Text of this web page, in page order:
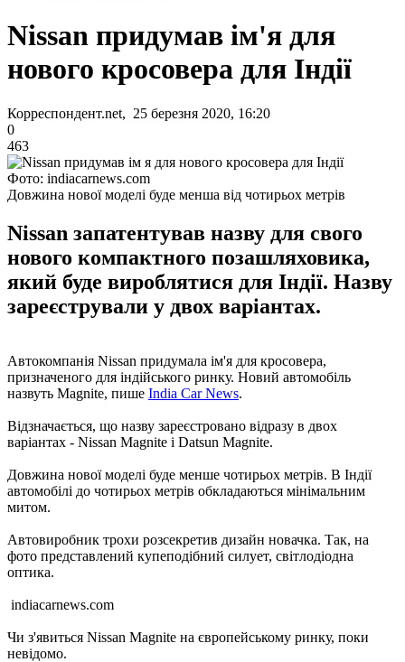
Nissan придумав ім'я для
нового кросовера для Індії
Корреспондент.net, 25 березня 2020, 16:20
0
463
Фото: indiacarnews.com
Довжина нової моделі буде менша від чотирьох метрів
Nissan запатентував назву для свого
нового компактного позашляховика,
який буде вироблятися для Індії. Назву
зареєстрували у двох варіантах.
Автокомпанія Nissan придумала ім'я для кросовера,
призначеного для індійського ринку. Новий автомобіль
назвуть Magnite, пише India Car News.
Відзначається, що назву зареєстровано відразу в двох
варіантах - Nissan Magnite і Datsun Magnite.
Довжина нової моделі буде менше чотирьох метрів. В Індії
автомобілі до чотирьох метрів обкладаються мінімальним
митом.
Автовиробник трохи розсекретив дизайн новачка. Так, на
фото представлений купеподібний силует, світлодіодна
оптика.
indiacarnews.com
Чи з'явиться Nissan Magnite на європейському ринку, поки
невідомо.